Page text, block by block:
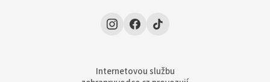
Internetovou službu